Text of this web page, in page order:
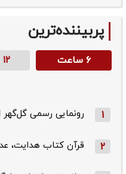
پربیننده‌ترین
۶ ساعت ۱۲ ساعت
1 رونمایی رسمی گل‌گهر
2 قرآن کتاب هدایت،